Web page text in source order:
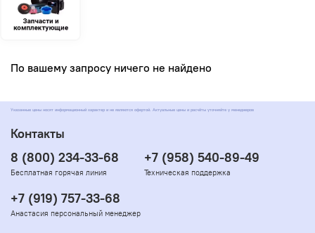
По вашему запросу ничего не найдено
Указанные цены носят информационный характер и не являются офертой. Актуальные цены и расчёты уточняйте у менеджеров
Контакты
8 (800) 234-33-68
Бесплатная горячая линия
+7 (958) 540-89-49
Техническая поддержка
+7 (919) 757-33-68
Анастасия персональный менеджер